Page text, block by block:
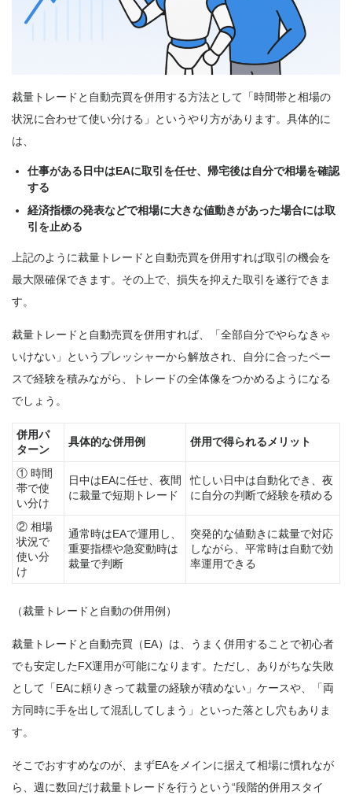
裁量トレードと自動売買を併用する方法として「時間帯と相場の
状況に合わせて使い分ける」というやり方があります。具体的に
は、
仕事がある日中はEAに取引を任せ、帰宅後は自分で相場を確認
する
経済指標の発表などで相場に大きな値動きがあった場合には取
引を止める
上記のように裁量トレードと自動売買を併用すれば取引の機会を
最大限確保できます。その上で、損失を抑えた取引を遂行できま
す。
裁量トレードと自動売買を併用すれば、「全部自分でやらなきゃ
いけない」というプレッシャーから解放され、
自分に合ったペー
スで経験を積みながら、トレードの全体像をつかめるようになる
でしょう。
併用パ
ターン
具体的な併用例 併用で得られるメリット
① 時間
帯で使
い分け
日中はEAに任せ、夜間
に裁量で短期トレード
忙しい日中は自動化でき、夜
に自分の判断で経験を積める
② 相場
状況で
使い分
け
通常時はEAで運用し、
重要指標や急変動時は
裁量で判断
突発的な値動きに裁量で対応
しながら、平常時は自動で効
率運用できる
（裁量トレードと自動の併用例）
裁量トレードと自動売買（EA）は、うまく併用することで初心者
でも安定したFX運用が可能になります。ただし、ありがちな失敗
として「EAに頼りきって裁量の経験が積めない」ケースや、「両
方同時に手を出して混乱してしまう」といった落とし穴もありま
す。
そこでおすすめなのが、まずEAをメインに据えて相場に慣れなが
ら、週に数回だけ裁量トレードを行うという“段階的併用スタイ